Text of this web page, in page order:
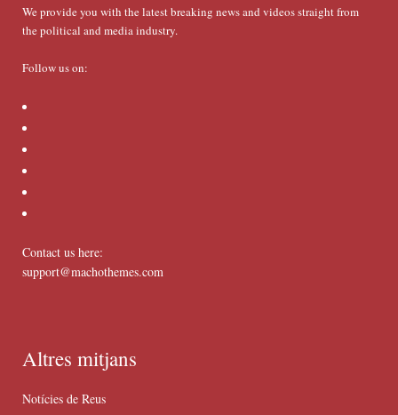
We provide you with the latest breaking news and videos straight from
the political and media industry.
Follow us on:
Contact us here:
support@machothemes.com
Altres mitjans
Notícies de Reus